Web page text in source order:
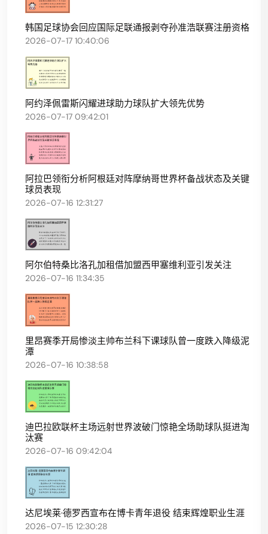
韩国足球协会回应国际足联通报剥夺孙准浩联赛注册资格
2026-07-17 10:40:06
阿约泽佩雷斯闪耀进球助力球队扩大领先优势
2026-07-17 09:42:01
阿拉巴领衔分析阿根廷对阵摩纳哥世界杯备战状态及关键
球员表现
2026-07-16 12:31:27
阿尔伯特桑比洛孔加租借加盟西甲塞维利亚引发关注
2026-07-16 11:34:35
里昂赛季开局惨淡主帅布兰科下课球队曾一度跌入降级泥
潭
2026-07-16 10:38:58
迪巴拉欧联杯主场远射世界波破门惊艳全场助球队挺进淘
汰赛
2026-07-16 09:42:04
达尼埃莱·德罗西宣布在博卡青年退役 结束辉煌职业生涯
2026-07-15 12:30:28